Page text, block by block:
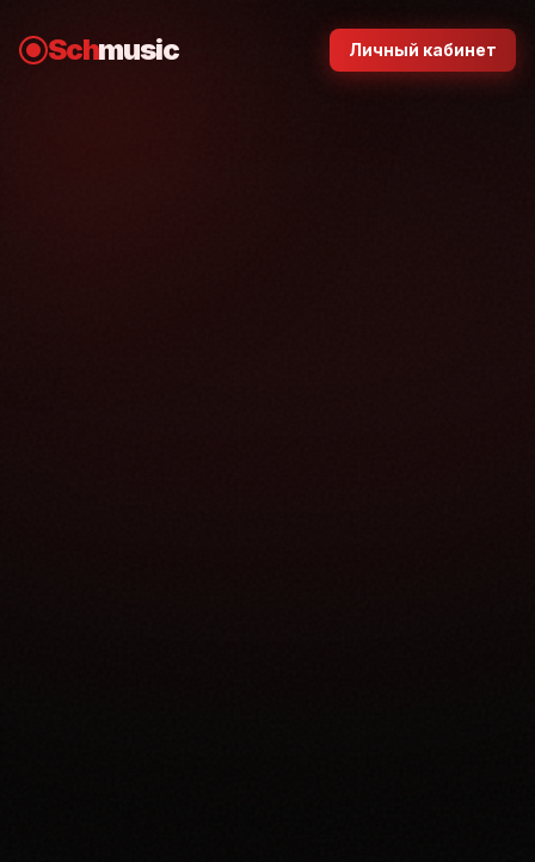
Schmusic Личный кабинет